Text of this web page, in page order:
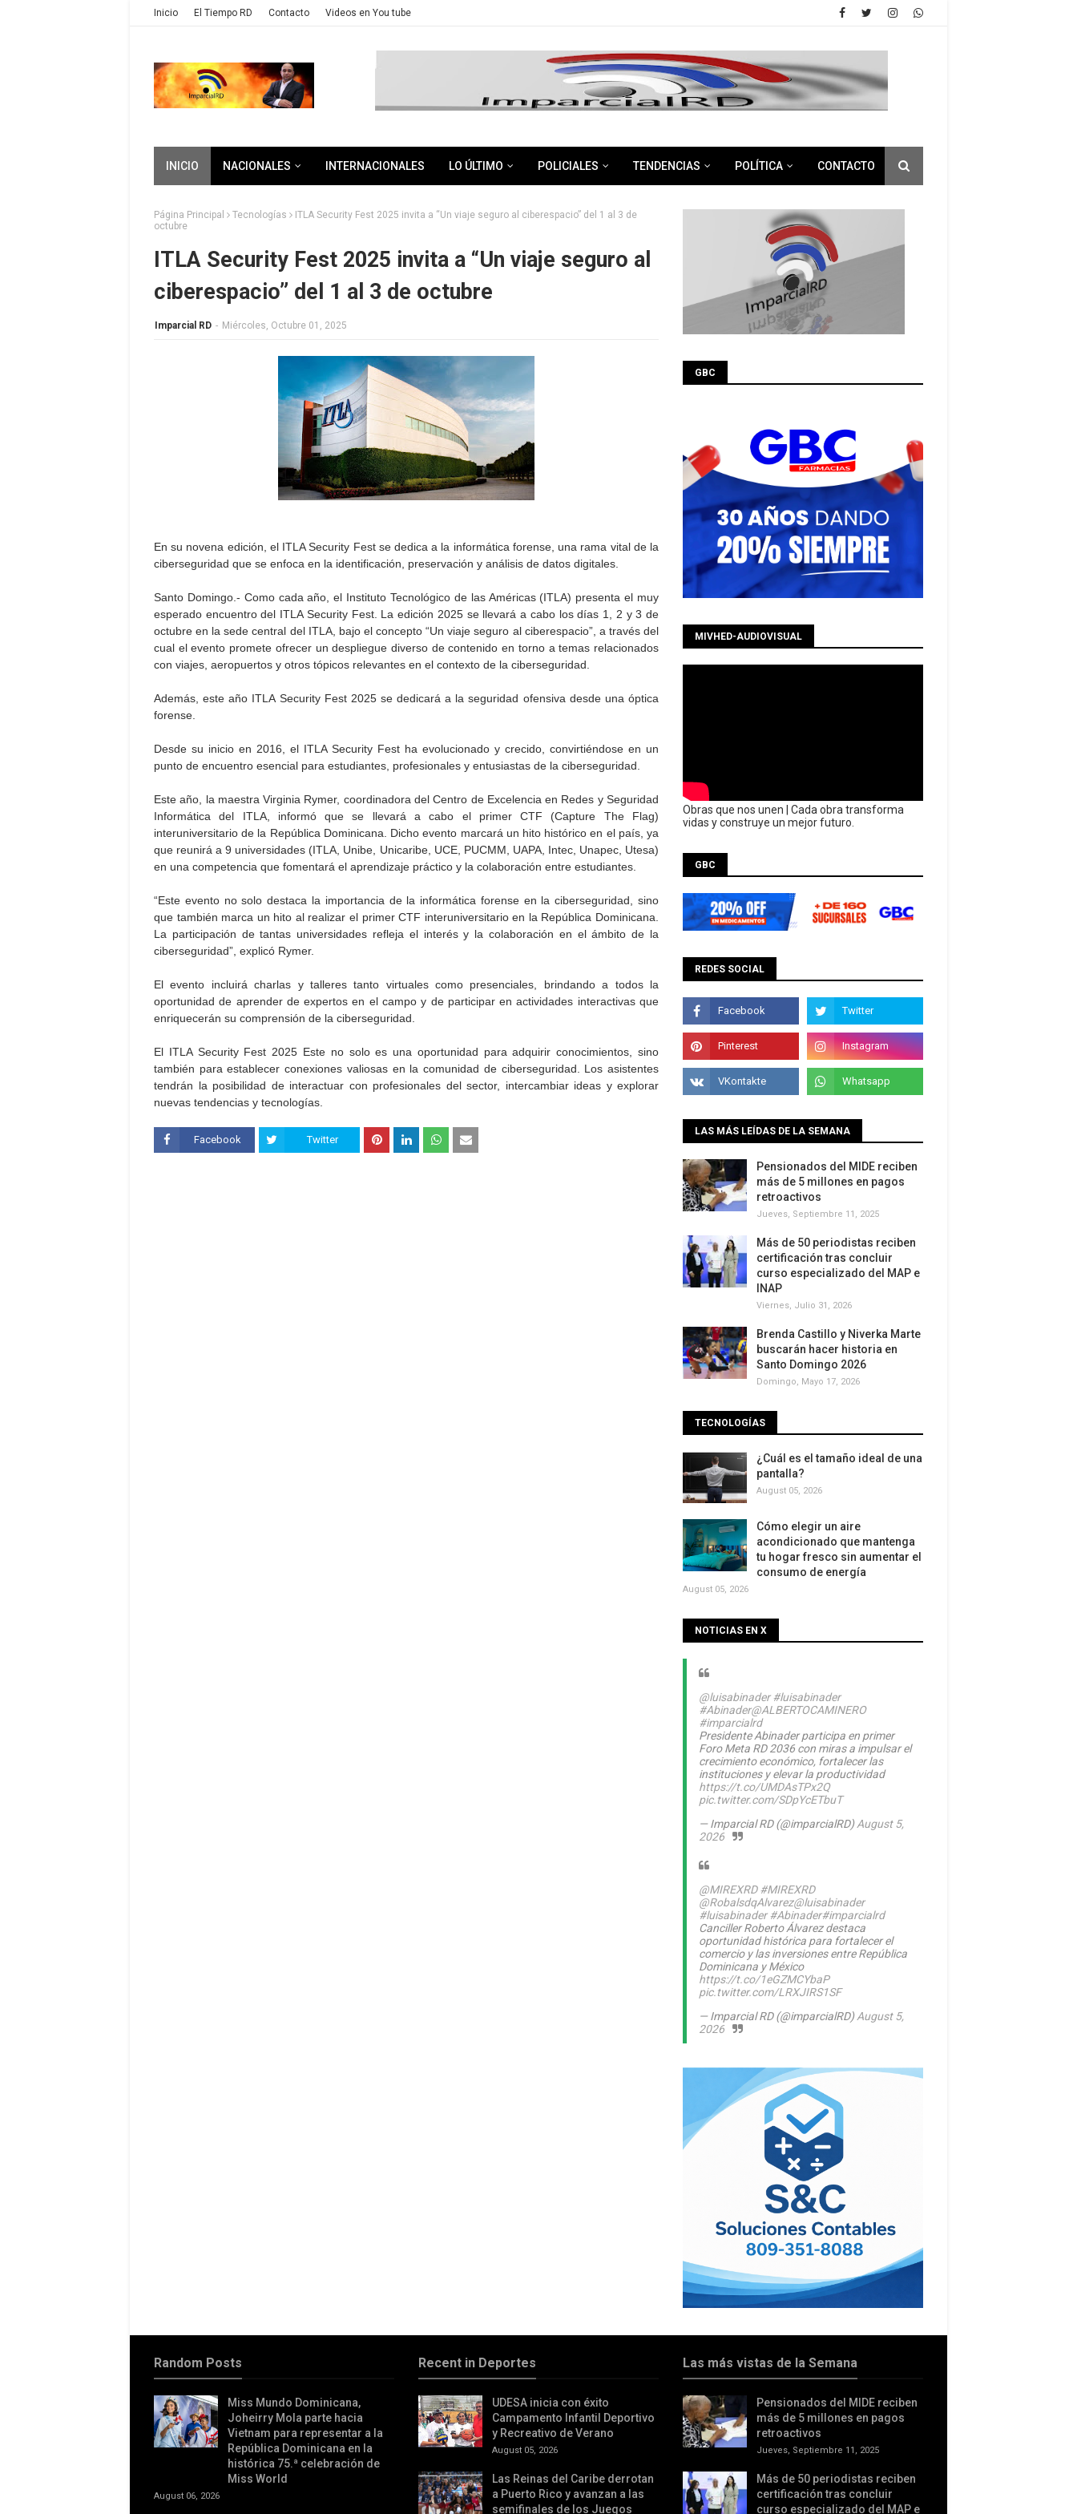
Inicio El Tiempo RD Contacto Videos en You tube
INICIO NACIONALES INTERNACIONALES LO ÚLTIMO POLICIALES TENDENCIAS POLÍTICA CONTACTO
Página Principal Tecnologías
ITLA Security Fest 2025 invita a “Un viaje seguro al ciberespacio” del 1 al 3 de
octubre
ITLA Security Fest 2025 invita a “Un viaje seguro al
ciberespacio” del 1 al 3 de octubre
Imparcial RD - Miércoles, Octubre 01, 2025
En su novena edición, el ITLA Security Fest se dedica a la informática forense, una rama vital de la
ciberseguridad que se enfoca en la identificación, preservación y análisis de datos digitales.
Santo Domingo.- Como cada año, el Instituto Tecnológico de las Américas (ITLA) presenta el muy
esperado encuentro del ITLA Security Fest. La edición 2025 se llevará a cabo los días 1, 2 y 3 de
octubre en la sede central del ITLA, bajo el concepto “Un viaje seguro al ciberespacio”, a través del
cual el evento promete ofrecer un despliegue diverso de contenido en torno a temas relacionados
con viajes, aeropuertos y otros tópicos relevantes en el contexto de la ciberseguridad.
Además, este año ITLA Security Fest 2025 se dedicará a la seguridad ofensiva desde una óptica
forense.
Desde su inicio en 2016, el ITLA Security Fest ha evolucionado y crecido, convirtiéndose en un
punto de encuentro esencial para estudiantes, profesionales y entusiastas de la ciberseguridad.
Este año, la maestra Virginia Rymer, coordinadora del Centro de Excelencia en Redes y Seguridad
Informática del ITLA, informó que se llevará a cabo el primer CTF (Capture The Flag)
interuniversitario de la República Dominicana. Dicho evento marcará un hito histórico en el país, ya
que reunirá a 9 universidades (ITLA, Unibe, Unicaribe, UCE, PUCMM, UAPA, Intec, Unapec, Utesa)
en una competencia que fomentará el aprendizaje práctico y la colaboración entre estudiantes.
“Este evento no solo destaca la importancia de la informática forense en la ciberseguridad, sino
que también marca un hito al realizar el primer CTF interuniversitario en la República Dominicana.
La participación de tantas universidades refleja el interés y la colaboración en el ámbito de la
ciberseguridad”, explicó Rymer.
El evento incluirá charlas y talleres tanto virtuales como presenciales, brindando a todos la
oportunidad de aprender de expertos en el campo y de participar en actividades interactivas que
enriquecerán su comprensión de la ciberseguridad.
El ITLA Security Fest 2025 Este no solo es una oportunidad para adquirir conocimientos, sino
también para establecer conexiones valiosas en la comunidad de ciberseguridad. Los asistentes
tendrán la posibilidad de interactuar con profesionales del sector, intercambiar ideas y explorar
nuevas tendencias y tecnologías.
Facebook Twitter
GBC
MIVHED-AUDIOVISUAL
Obras que nos unen | Cada obra transforma
vidas y construye un mejor futuro.
GBC
REDES SOCIAL
LAS MÁS LEÍDAS DE LA SEMANA
Pensionados del MIDE reciben
más de 5 millones en pagos
retroactivos
Jueves, Septiembre 11, 2025
Más de 50 periodistas reciben
certificación tras concluir
curso especializado del MAP e
INAP
Viernes, Julio 31, 2026
Brenda Castillo y Niverka Marte
buscarán hacer historia en
Santo Domingo 2026
Domingo, Mayo 17, 2026
TECNOLOGÍAS
¿Cuál es el tamaño ideal de una
pantalla?
August 05, 2026
Cómo elegir un aire
acondicionado que mantenga
tu hogar fresco sin aumentar el
consumo de energía
August 05, 2026
NOTICIAS EN X
@luisabinader #luisabinader
#Abinader@ALBERTOCAMINERO
#imparcialrd
Presidente Abinader participa en primer
Foro Meta RD 2036 con miras a impulsar el
crecimiento económico, fortalecer las
instituciones y elevar la productividad
https://t.co/UMDAsTPx2Q
pic.twitter.com/SDpYcETbuT
— Imparcial RD (@imparcialRD)August 5,
2026
@MIREXRD #MIREXRD
@RobalsdqAlvarez@luisabinader
#luisabinader #Abinader#imparcialrd
Canciller Roberto Álvarez destaca
oportunidad histórica para fortalecer el
comercio y las inversiones entre República
Dominicana y México
https://t.co/1eGZMCYbaP
pic.twitter.com/LRXJIRS1SF
— Imparcial RD (@imparcialRD)August 5,
2026
Random Posts
Miss Mundo Dominicana,
Joheirry Mola parte hacia
Vietnam para representar a la
República Dominicana en la
histórica 75.ª celebración de
Miss World
August 06, 2026
Recent in Deportes
UDESA inicia con éxito
Campamento Infantil Deportivo
y Recreativo de Verano
August 05, 2026
Las Reinas del Caribe derrotan
a Puerto Rico y avanzan a las
semifinales de los Juegos
Las más vistas de la Semana
Pensionados del MIDE reciben
más de 5 millones en pagos
retroactivos
Jueves, Septiembre 11, 2025
Más de 50 periodistas reciben
certificación tras concluir
curso especializado del MAP e